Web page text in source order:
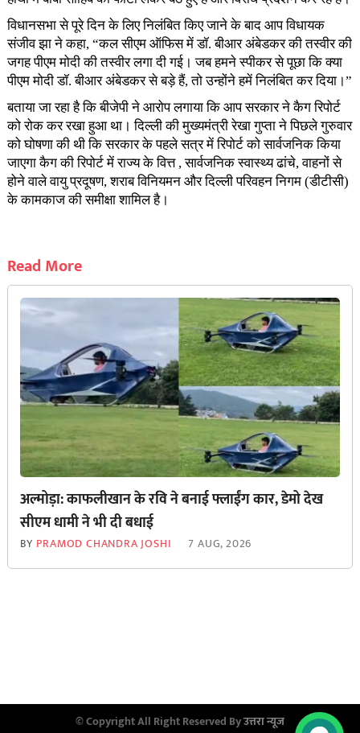
विधानसभा से पूरे दिन के लिए निलंबित किए जाने के बाद आप विधायक
संजीव झा ने कहा, “कल सीएम ऑफिस में डॉ. बीआर अंबेडकर की तस्वीर की
जगह पीएम मोदी की तस्वीर लगा दी गई। जब हमने स्पीकर से पूछा कि क्या
पीएम मोदी डॉ. बीआर अंबेडकर से बड़े हैं, तो उन्होंने हमें निलंबित कर दिया।”
बताया जा रहा है कि बीजेपी ने आरोप लगाया कि आप सरकार ने कैग रिपोर्ट
को रोक कर रखा हुआ था। दिल्ली की मुख्यमंत्री रेखा गुप्ता ने पिछले गुरुवार
को घोषणा की थी कि सरकार के पहले सत्र में रिपोर्ट को सार्वजनिक किया
जाएगा कैग की रिपोर्ट में राज्य के वित्त , सार्वजनिक स्वास्थ्य ढांचे, वाहनों से
होने वाले वायु प्रदूषण, शराब विनियमन और दिल्ली परिवहन निगम (डीटीसी)
के कामकाज की समीक्षा शामिल है।
Read More
अल्मोड़ा: काफलीखान के रवि ने बनाई फ्लाईंग कार, डेमो देख
सीएम धामी ने भी दी बधाई
BY PRAMOD CHANDRA JOSHI 7 AUG, 2026
© Copyright All Right Reserved Byउत्तरा न्यूज